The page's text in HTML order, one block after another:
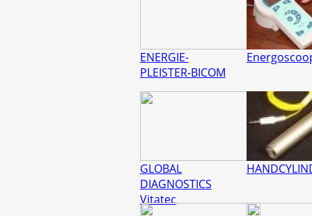
ENERGIE-
PLEISTER-BICOM
GLOBAL
DIAGNOSTICS
Vitatec